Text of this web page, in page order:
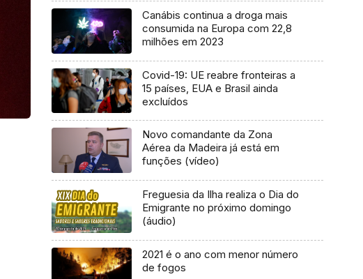
Canábis continua a droga mais
consumida na Europa com 22,8
milhões em 2023
Covid-19: UE reabre fronteiras a
15 países, EUA e Brasil ainda
excluídos
Novo comandante da Zona
Aérea da Madeira já está em
funções (vídeo)
Freguesia da Ilha realiza o Dia do
Emigrante no próximo domingo
(áudio)
2021 é o ano com menor número
de fogos